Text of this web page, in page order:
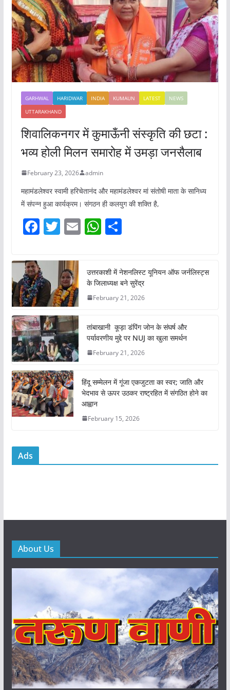
GARHWAL HARIDWAR INDIA KUMAUN LATEST
NEWS
UTTARAKHAND
शिवालिकनगर में कुमाऊँनी संस्कृति की छटा :
भव्य होली मिलन समारोह में उमड़ा जनसैलाब
February 23, 2026 admin
महामंडलेश्वर स्वामी हरिचेतानंद और महामंडलेश्वर मां संतोषी माता के सानिध्य
में संपन्न हुआ कार्यक्रम। संगठन ही कलयुग की शक्ति है,
F
c
e
b
o
o
k
T
itt
er
E W
s
A
p
S
e
उत्तरकाशी में नेशनलिस्ट यूनियन ऑफ जर्नलिस्ट्स
के जिलाध्यक्ष बने सुरेंद्र
February 21, 2026
तांबाखानी कूड़ा डंपिंग जोन के संघर्ष और
पर्यावरणीय मुद्दे पर NUJ का खुला समर्थन
February 21, 2026
हिंदू सम्मेलन में गूंजा एकजुटता का स्वर; जाति और
भेदभाव से ऊपर उठकर राष्ट्रहित में संगठित होने का
आह्वान
February 15, 2026
Ads
About Us